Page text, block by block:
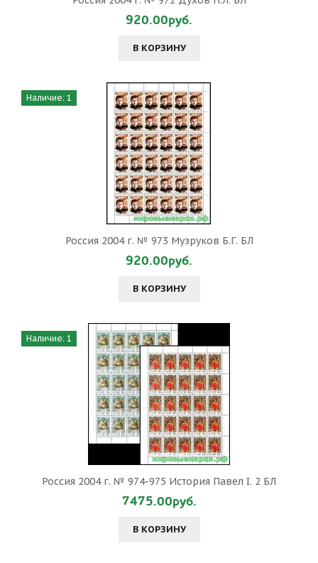
920.00руб.
В КОРЗИНУ
Наличие: 1
Россия 2004 г. № 973 Музруков Б.Г. БЛ
920.00руб.
В КОРЗИНУ
Наличие: 1
Россия 2004 г. № 974-975 История Павел I. 2 БЛ
7475.00руб.
В КОРЗИНУ